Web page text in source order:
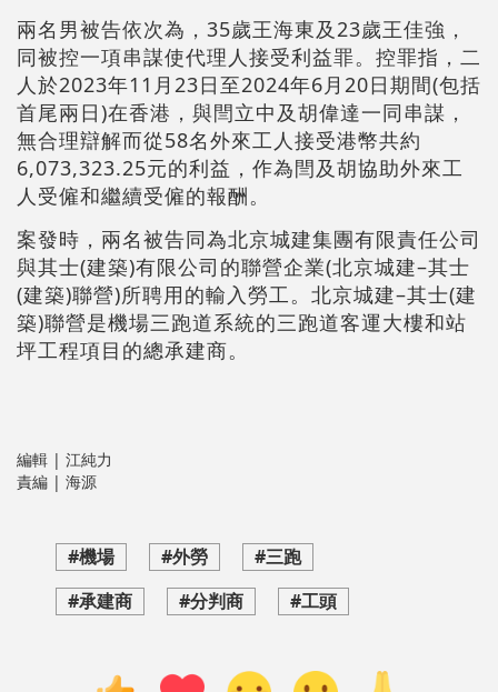
兩名男被告依次為，35歲王海東及23歲王佳強，
同被控一項串謀使代理人接受利益罪。控罪指，二
人於2023年11月23日至2024年6月20日期間(包括
首尾兩日)在香港，與閆立中及胡偉達一同串謀，
無合理辯解而從58名外來工人接受港幣共約
6,073,323.25元的利益，作為閆及胡協助外來工
人受僱和繼續受僱的報酬。
案發時，兩名被告同為北京城建集團有限責任公司
與其士(建築)有限公司的聯營企業(北京城建–其士
(建築)聯營)所聘用的輸入勞工。北京城建–其士(建
築)聯營是機場三跑道系統的三跑道客運大樓和站
坪工程項目的總承建商。
編輯 | 江純力
責編 | 海源
#機場 #外勞
#三跑
#承建商
#分判商 #工頭